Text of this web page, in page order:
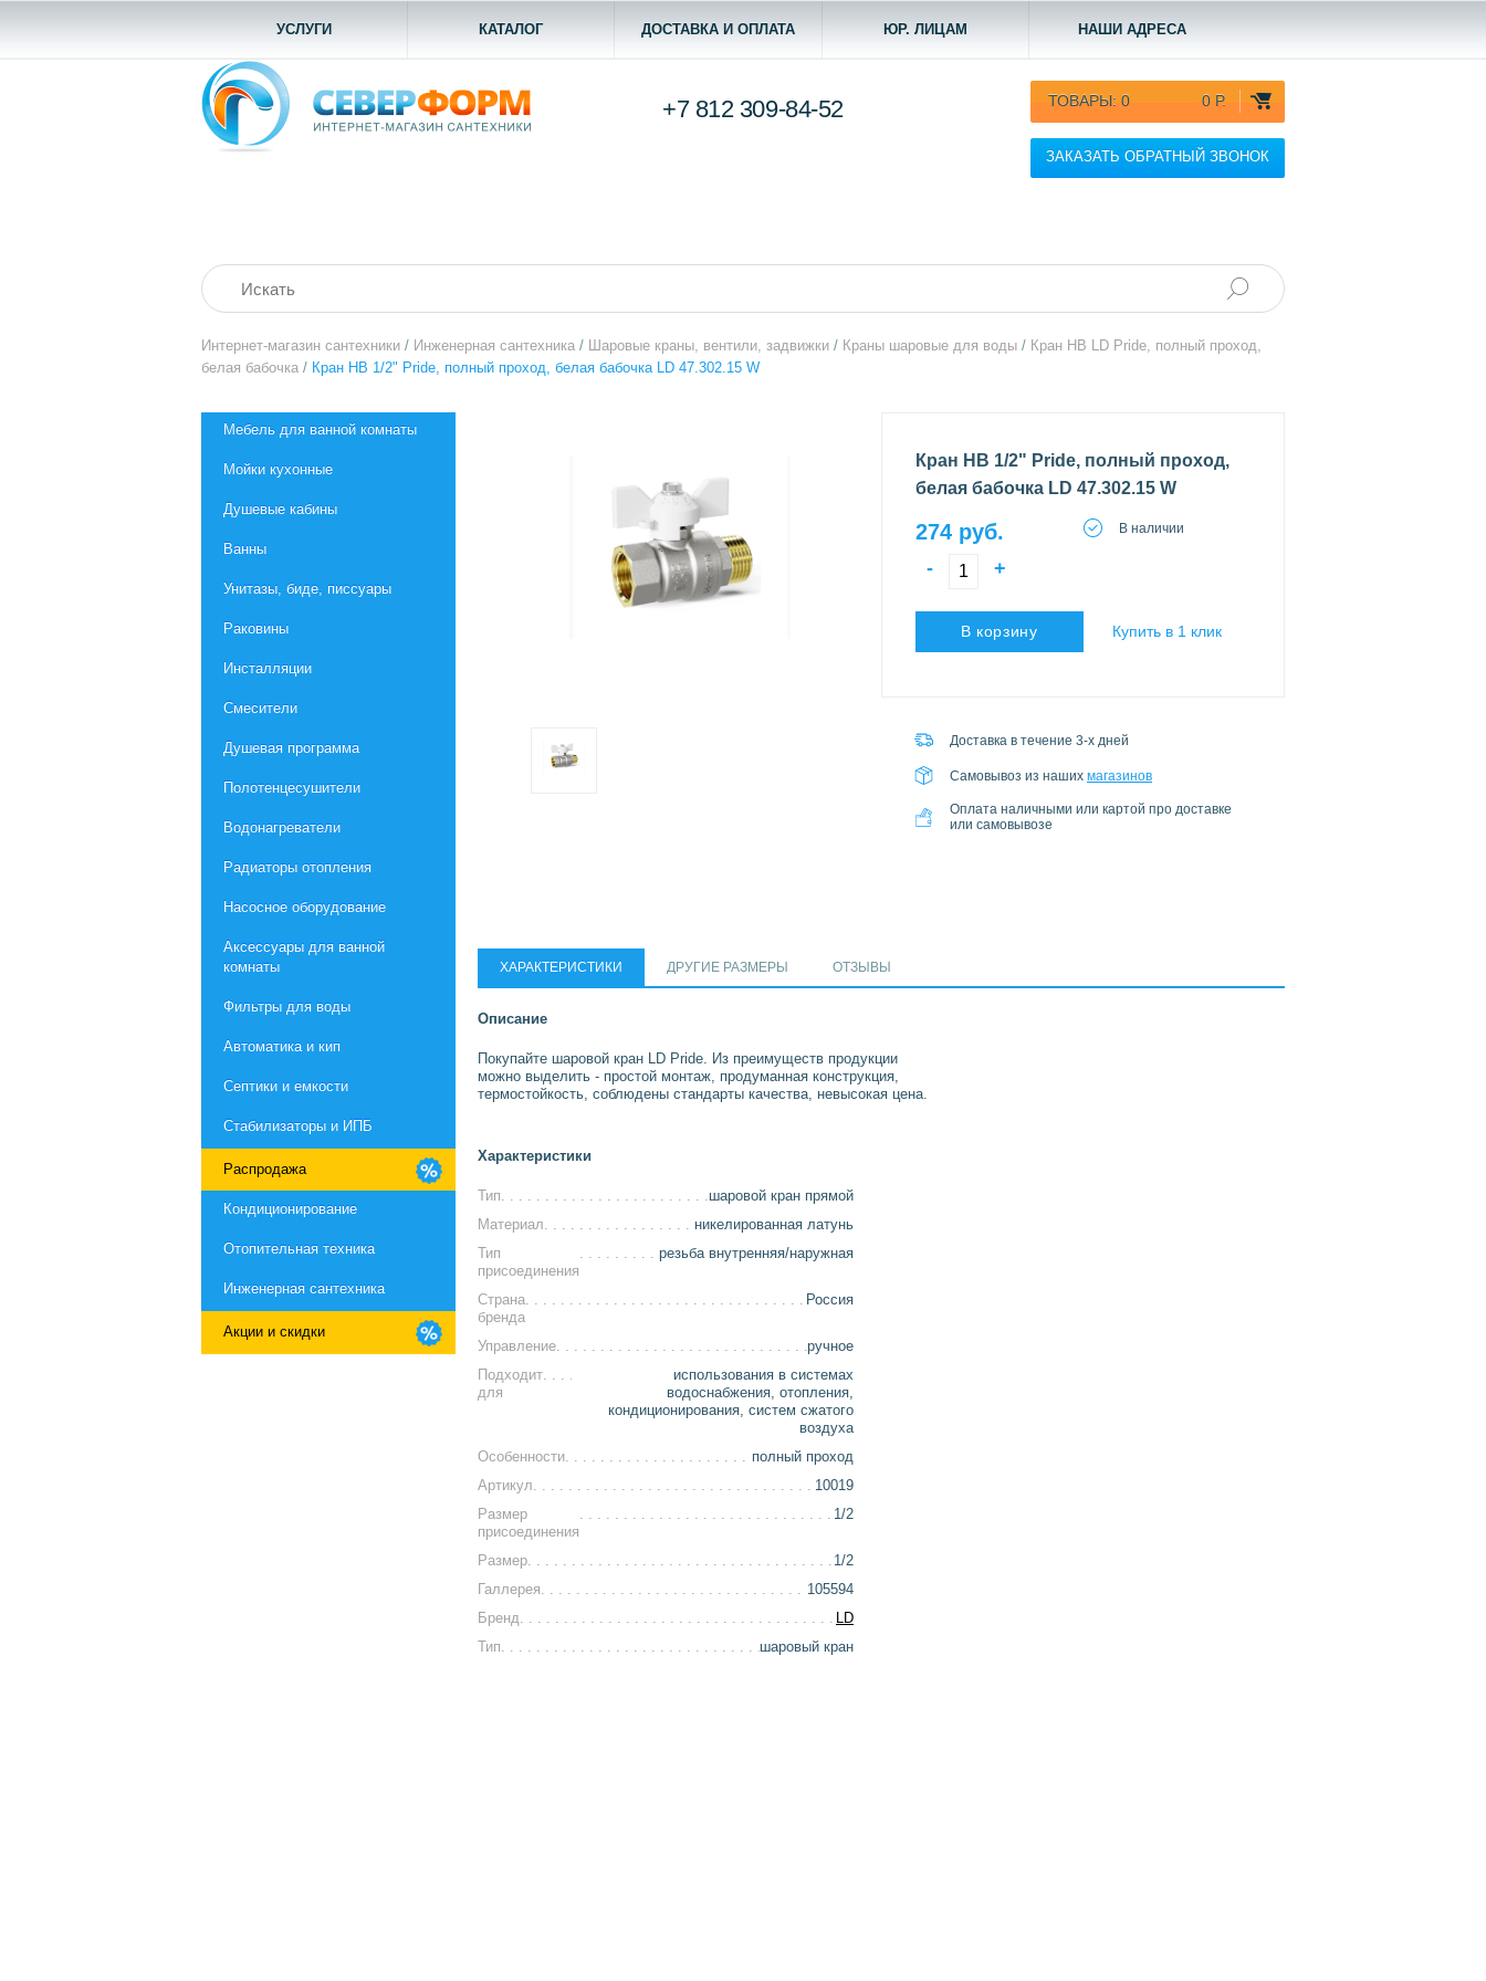
УСЛУГИ КАТАЛОГ ДОСТАВКА И ОПЛАТА ЮР. ЛИЦАМ НАШИ АДРЕСА
ТОВАРЫ: 0 0 Р.
ЗАКАЗАТЬ ОБРАТНЫЙ ЗВОНОК
+7 812 309-84-52
Интернет-магазин сантехники / Инженерная сантехника / Шаровые краны, вентили, задвижки / Краны шаровые для воды / Кран НВ LD Pride, полный проход,
белая бабочка / Кран НВ 1/2" Pride, полный проход, белая бабочка LD 47.302.15 W
Мебель для ванной комнаты
Мойки кухонные
Душевые кабины
Ванны
Унитазы, биде, писсуары
Раковины
Инсталляции
Смесители
Душевая программа
Полотенцесушители
Водонагреватели
Радиаторы отопления
Насосное оборудование
Aксессуары для ванной
комнаты
Фильтры для воды
Автоматика и кип
Септики и емкости
Стабилизаторы и ИПБ
Распродажа
Кондиционирование
Отопительная техника
Инженерная сантехника
Акции и скидки
Кран НВ 1/2" Pride, полный проход,
белая бабочка LD 47.302.15 W
274 руб. В наличии
- +
В корзину Купить в 1 клик
Доставка в течение 3-х дней
Самовывоз из наших магазинов
Оплата наличными или картой про доставке
или самовывозе
ХАРАКТЕРИСТИКИ ДРУГИЕ РАЗМЕРЫ ОТЗЫВЫ
Описание
Покупайте шаровой кран LD Pride. Из преимуществ продукции
можно выделить - простой монтаж, продуманная конструкция,
термостойкость, соблюдены стандарты качества, невысокая цена.
Характеристики
Тип
шаровой кран прямой
Материал
никелированная латунь
Тип
присоединения
резьба внутренняя/наружная
Страна
бренда
Россия
Управление
ручное
Подходит
для
использования в системах
водоснабжения, отопления,
кондиционирования, систем сжатого
воздуха
Особенности
полный проход
Артикул
10019
Размер
присоединения
1/2
Размер
1/2
Галлерея
105594
Бренд
LD
Тип
шаровый кран